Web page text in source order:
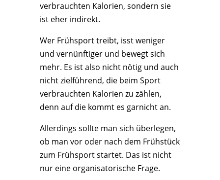
verbrauchten Kalorien, sondern sie
ist eher indirekt.
Wer Frühsport treibt, isst weniger
und vernünftiger und bewegt sich
mehr. Es ist also nicht nötig und auch
nicht zielführend, die beim Sport
verbrauchten Kalorien zu zählen,
denn auf die kommt es garnicht an.
Allerdings sollte man sich überlegen,
ob man vor oder nach dem Frühstück
zum Frühsport startet. Das ist nicht
nur eine organisatorische Frage.